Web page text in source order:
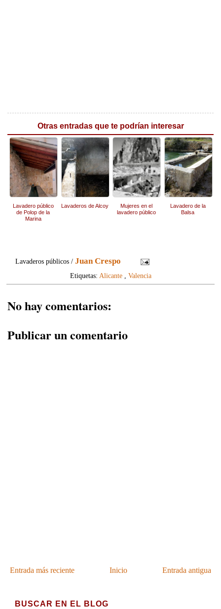
Otras entradas que te podrían interesar
Lavadero público
de Polop de la
Marina
Lavaderos de Alcoy
Mujeres en el
lavadero público
Lavadero de la
Balsa
Lavaderos públicos /Juan Crespo
Etiquetas: Alicante, Valencia
No hay comentarios:
Publicar un comentario
Entrada más reciente Entrada antigua
Inicio
BUSCAR EN EL BLOG